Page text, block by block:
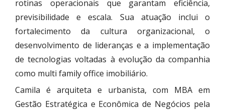
rotinas operacionais que garantam eficiência,
previsibilidade e escala. Sua atuação inclui o
fortalecimento da cultura organizacional, o
desenvolvimento de lideranças e a implementação
de tecnologias voltadas à evolução da companhia
como multi family office imobiliário.
Camila é arquiteta e urbanista, com MBA em
Gestão Estratégica e Econômica de Negócios pela